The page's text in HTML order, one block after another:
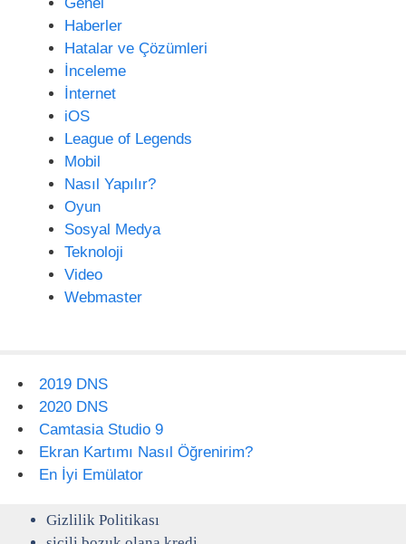
Haberler
Hatalar ve Çözümleri
İnceleme
İnternet
iOS
League of Legends
Mobil
Nasıl Yapılır?
Oyun
Sosyal Medya
Teknoloji
Video
Webmaster
2019 DNS
2020 DNS
Camtasia Studio 9
Ekran Kartımı Nasıl Öğrenirim?
En İyi Emülator
Gizlilik Politikası